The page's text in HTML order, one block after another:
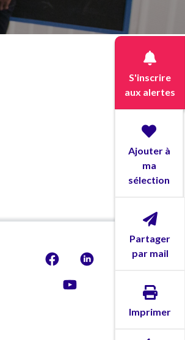
S'inscrire
aux alertes
Ajouter à
ma
sélection
Partager
par mail
Imprimer